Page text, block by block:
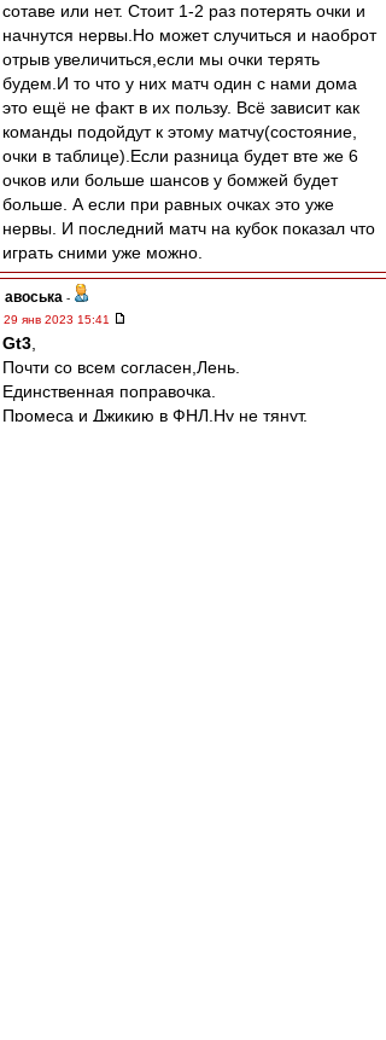
сотаве или нет. Стоит 1-2 раз потерять очки и
начнутся нервы.Но может случиться и наоброт
отрыв увеличиться,если мы очки терять
будем.И то что у них матч один с нами дома
это ещё не факт в их пользу. Всё зависит как
команды подойдут к этому матчу(состояние,
очки в таблице).Если разница будет вте же 6
очков или больше шансов у бомжей будет
больше. А если при равных очках это уже
нервы. И последний матч на кубок показал что
играть сними уже можно.
авоська -
29 янв 2023 15:41
Gt3
Почти со всем согласен,Лень.
Единственная поправочка.
Промеса и Джикию в ФНЛ.Ну не тянут.